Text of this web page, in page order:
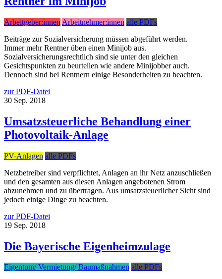
Arbeitgeber:innen Arbeitnehmer:innen alle PDFs
Beiträge zur Sozialversicherung müssen abgeführt werden.
Immer mehr Rentner üben einen Minijob aus.
Sozialversicherungsrechtlich sind sie unter den gleichen
Gesichtspunkten zu beurteilen wie andere Minijobber auch.
Dennoch sind bei Rentnern einige Besonderheiten zu beachten.
zur PDF-Datei
30 Sep. 2018
Umsatzsteuerliche Behandlung einer
Photovoltaik-Anlage
PV-Anlagen alle PDFs
Netzbetreiber sind verpflichtet, Anlagen an ihr Netz anzuschließen
und den gesamten aus diesen Anlagen angebotenen Strom
abzunehmen und zu übertragen. Aus umsatzsteuerlicher Sicht sind
jedoch einige Dinge zu beachten.
zur PDF-Datei
19 Sep. 2018
Die Bayerische Eigenheimzulage
Eigentum/ Vermietung/ Baumaßnahmen alle PDFs